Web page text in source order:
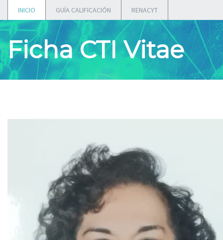
INICIO GUÍA CALIFICACIÓN RENACYT
Ficha CTI Vitae